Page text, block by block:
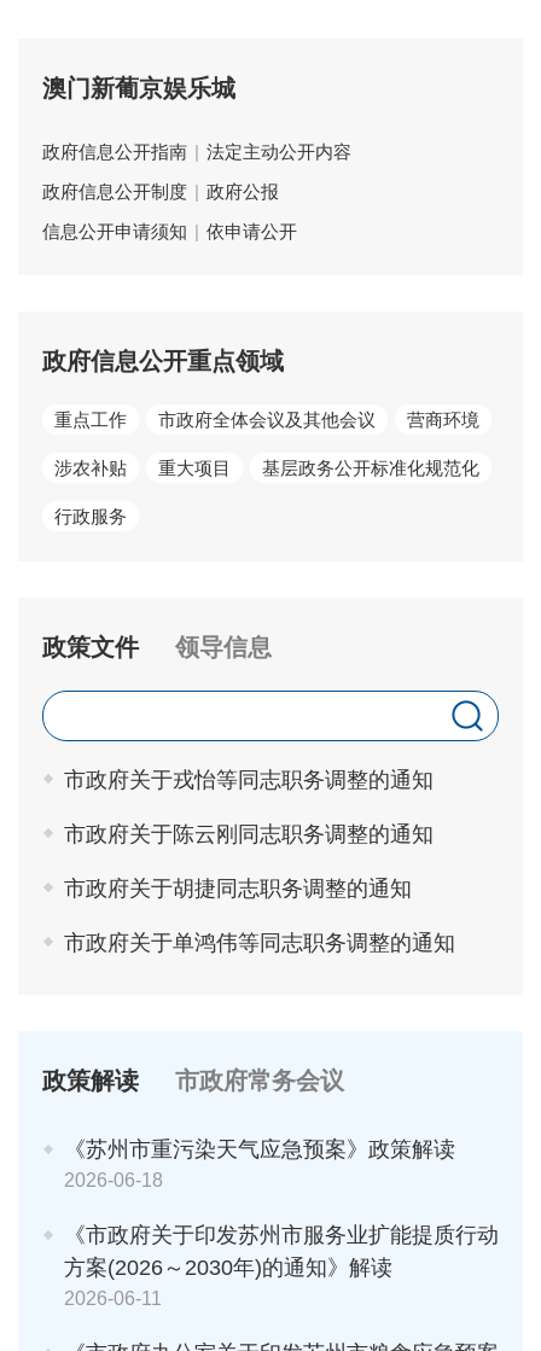
澳门新葡京娱乐城
政府信息公开指南 | 法定主动公开内容
政府信息公开制度 | 政府公报
信息公开申请须知 | 依申请公开
政府信息公开重点领域
重点工作 市政府全体会议及其他会议 营商环境
涉农补贴 重大项目 基层政务公开标准化规范化
行政服务
政策文件 领导信息
市政府关于戎怡等同志职务调整的通知
市政府关于陈云刚同志职务调整的通知
市政府关于胡捷同志职务调整的通知
市政府关于单鸿伟等同志职务调整的通知
政策解读 市政府常务会议
《苏州市重污染天气应急预案》政策解读
2026-06-18
《市政府关于印发苏州市服务业扩能提质行动
方案(2026～2030年)的通知》解读
2026-06-11